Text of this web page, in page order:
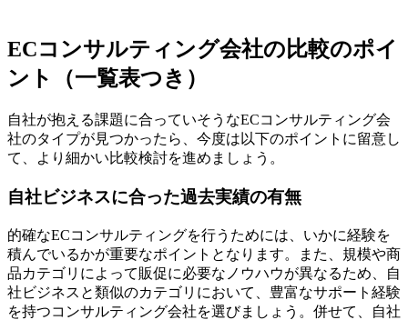
ECコンサルティング会社の比較のポイ
ント（一覧表つき）
自社が抱える課題に合っていそうなECコンサルティング会
社のタイプが見つかったら、今度は以下のポイントに留意し
て、より細かい比較検討を進めましょう。
自社ビジネスに合った過去実績の有無
的確なECコンサルティングを行うためには、いかに経験を
積んでいるかが重要なポイントとなります。また、規模や商
品カテゴリによって販促に必要なノウハウが異なるため、自
社ビジネスと類似のカテゴリにおいて、豊富なサポート経験
を持つコンサルティング会社を選びましょう。併せて、自社